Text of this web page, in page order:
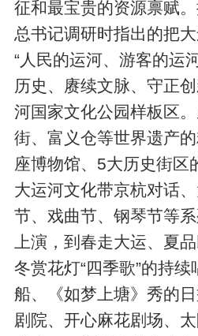
征和最宝贵的资源禀赋
总书记调研时指出的把
“人民的运河、游客的运
历史、赓续文脉、守正
河国家文化公园样板区
街、富义仓等世界遗产
座博物馆、5大历史街区
大运河文化带京杭对话
节、戏曲节、钢琴节等
上演，到春走大运、夏
冬赏花灯“四季歌”的持
船、《如梦上塘》秀的
剧院、开心麻花剧场、